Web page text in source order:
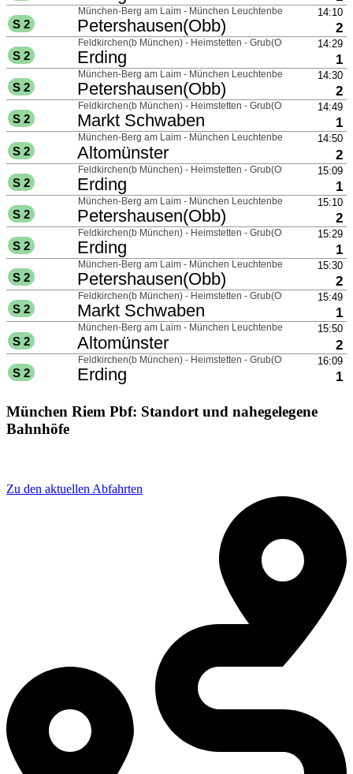
München Riem Pbf: Standort und nahegelegene
Bahnhöfe
Zu den aktuellen Abfahrten